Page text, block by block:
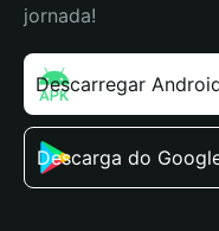
jornada!
Descarregar
Descarga do